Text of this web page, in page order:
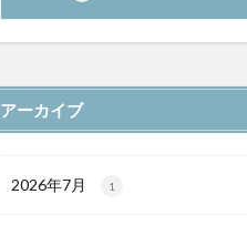
アーカイブ
2026年7月 1